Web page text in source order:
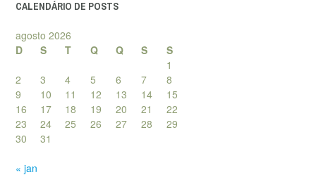
CALENDÁRIO DE POSTS
agosto 2026
D
S T Q Q S
S
1
2
3 4 5 6 7
8
9
10 11 12 13 14
15
16
17 18 19 20 21
22
23
24 25 26 27 28
29
30
31
« jan